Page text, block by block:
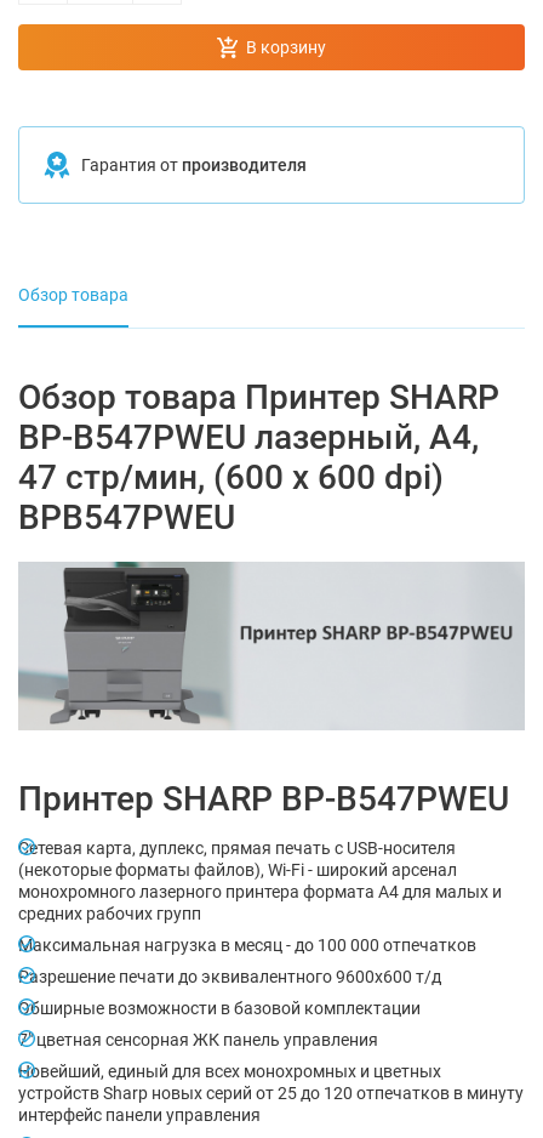
В корзину
Гарантия от производителя
Обзор товара
Обзор товара Принтер SHARP
BP-B547PWEU лазерный, А4,
47 стр/мин, (600 x 600 dpi)
BPB547PWEU
Принтер SHARP BP-B547PWEU
Сетевая карта, дуплекс, прямая печать с USB-носителя
(некоторые форматы файлов), Wi-Fi - широкий арсенал
монохромного лазерного принтера формата А4 для малых и
средних рабочих групп
Максимальная нагрузка в месяц - до 100 000 отпечатков
Разрешение печати до эквивалентного 9600х600 т/д
Обширные возможности в базовой комплектации
7" цветная сенсорная ЖК панель управления
Новейший, единый для всех монохромных и цветных
устройств Sharp новых серий от 25 до 120 отпечатков в минуту
интерфейс панели управления